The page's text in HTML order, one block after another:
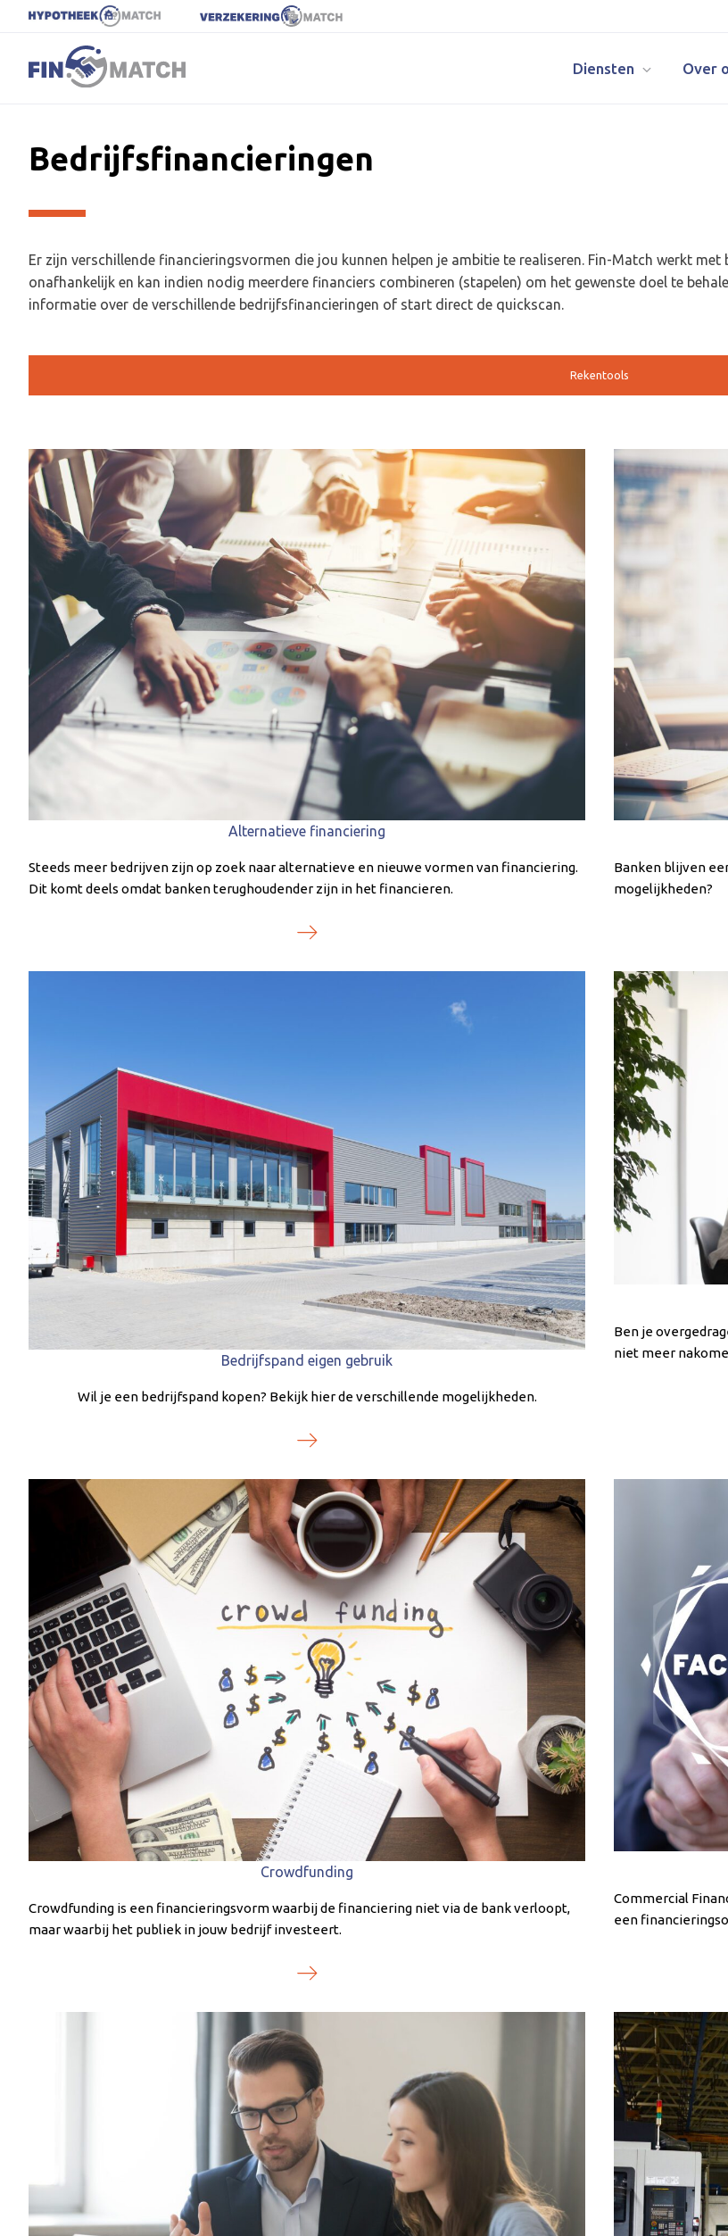
Diensten Over
Bedrijfsfinancieringen
Er zijn verschillende financieringsvormen die jou kunnen helpen je ambitie te realiseren. Fin-Match werkt met
onafhankelijk en kan indien nodig meerdere financiers combineren (stapelen) om het gewenste doel te
informatie over de verschillende bedrijfsfinancieringen of start direct de quickscan.
Rekentools
Alternatieve financiering
Steeds meer bedrijven zijn op zoek naar alternatieve en nieuwe vormen van financiering.
Dit komt deels omdat banken terughoudender zijn in het financieren.
Banken blijven
mogelijkheden?
Bedrijfspand eigen gebruik
Wil je een bedrijfspand kopen? Bekijk hier de verschillende mogelijkheden.
Ben je
niet meer
Crowdfunding
Crowdfunding is een financieringsvorm waarbij de financiering niet via de bank verloopt,
maar waarbij het publiek in jouw bedrijf investeert.
Commercial
een